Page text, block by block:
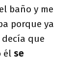
baño y me
porque ya
que
él se